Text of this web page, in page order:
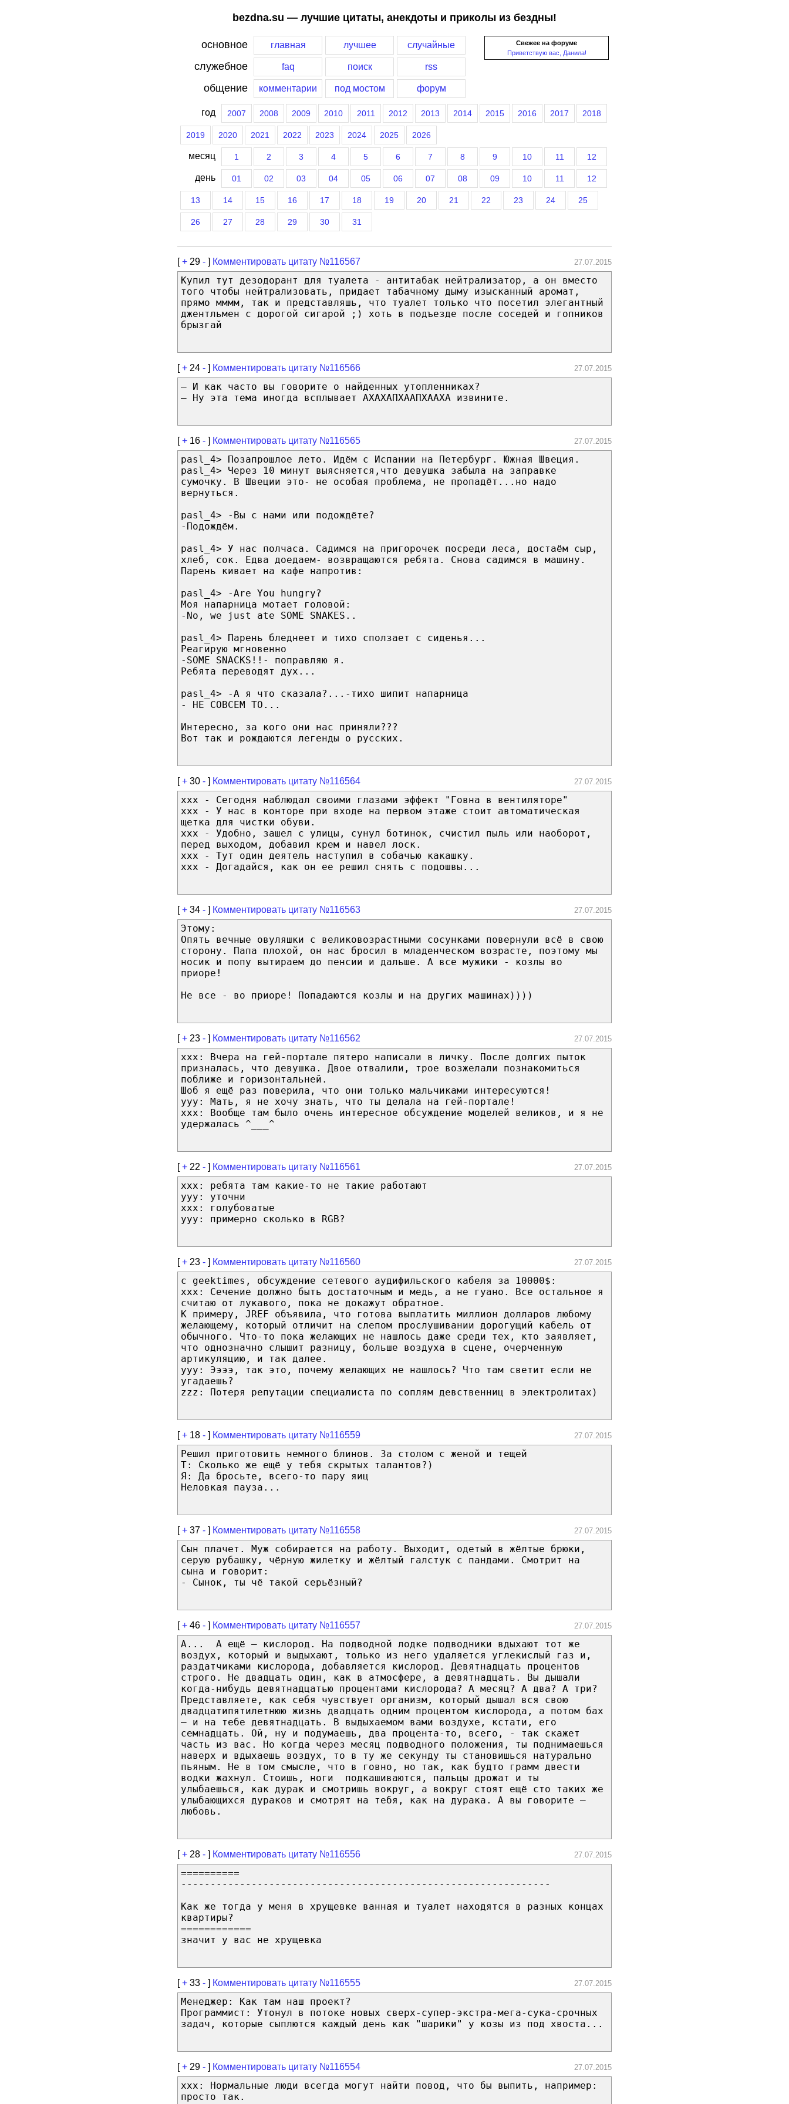
bezdna.su — лучшие цитаты, анекдоты и приколы из бездны!
Свежее на форуме
Приветствую вас, Данила!
основное главная лучшее случайные
служебное faq поиск rss
общение комментарии под мостом форум
год 2007 2008 2009 2010 2011 2012 2013 2014 2015 2016 2017 2018
2019 2020 2021 2022 2023 2024 2025 2026
месяц 1 2 3 4 5 6 7 8 9 10 11 12
день 01 02 03 04 05 06 07 08 09 10 11 12
13 14 15 16 17 18 19 20 21 22 23 24 25
26 27 28 29 30 31
[+ 29 - ] Комментировать цитату №116567 27.07.2015
Купил тут дезодорант для туалета - антитабак нейтрализатор, а он вместо
того чтобы нейтрализовать, придает табачному дыму изысканный аромат,
прямо мммм, так и представляшь, что туалет только что посетил элегантный
джентльмен с дорогой сигарой ;) хоть в подъезде после соседей и гопников
брызгай
[+ 24 - ] Комментировать цитату №116566 27.07.2015
— И как часто вы говорите о найденных утопленниках?
— Ну эта тема иногда всплывает АХАХАПХААПХААХА извините.
[+ 16 - ] Комментировать цитату №116565 27.07.2015
pasl_4> Позапрошлое лето. Идём с Испании на Петербург. Южная Швеция.
pasl_4> Через 10 минут выясняется,что девушка забыла на заправке
сумочку. В Швеции это- не особая проблема, не пропадёт...но надо
вернуться.
pasl_4> -Вы с нами или подождёте?
-Подождём.
pasl_4> У нас полчаса. Садимся на пригорочек посреди леса, достаём сыр,
хлеб, сок. Едва доедаем- возвращаются ребята. Снова садимся в машину.
Парень кивает на кафе напротив:
pasl_4> -Are You hungry?
Моя напарница мотает головой:
-No, we just ate SOME SNAKES..
pasl_4> Парень бледнеет и тихо сползает с сиденья...
Реагирую мгновенно
-SOME SNACKS!!- поправляю я.
Ребята переводят дух...
pasl_4> -А я что сказала?...-тихо шипит напарница
- НЕ СОВСЕМ ТО...
Интересно, за кого они нас приняли???
Вот так и рождаются легенды о русских.
[+ 30 - ] Комментировать цитату №116564 27.07.2015
ххх - Сегодня наблюдал своими глазами эффект "Говна в вентиляторе"
ххх - У нас в конторе при входе на первом этаже стоит автоматическая
щетка для чистки обуви.
ххх - Удобно, зашел с улицы, сунул ботинок, счистил пыль или наоборот,
перед выходом, добавил крем и навел лоск.
ххх - Тут один деятель наступил в собачью какашку.
ххх - Догадайся, как он ее решил снять с подошвы...
[+ 34 - ] Комментировать цитату №116563 27.07.2015
Этому:
Опять вечные овуляшки с великовозрастными сосунками повернули всё в свою
сторону. Папа плохой, он нас бросил в младенческом возрасте, поэтому мы
носик и попу вытираем до пенсии и дальше. А все мужики - козлы во
приоре!
Не все - во приоре! Попадаются козлы и на других машинах))))
[+ 23 - ] Комментировать цитату №116562 27.07.2015
ххх: Вчера на гей-портале пятеро написали в личку. После долгих пыток
призналась, что девушка. Двое отвалили, трое возжелали познакомиться
поближе и горизонтальней.
Шоб я ещё раз поверила, что они только мальчиками интересуются!
ууу: Мать, я не хочу знать, что ты делала на гей-портале!
ххх: Вообще там было очень интересное обсуждение моделей великов, и я не
удержалась ^___^
[+ 22 - ] Комментировать цитату №116561 27.07.2015
xxx: ребята там какие-то не такие работают
yyy: уточни
xxx: голубоватые
yyy: примерно сколько в RGB?
[+ 23 - ] Комментировать цитату №116560 27.07.2015
с geektimes, обсуждение сетевого аудифильского кабеля за 10000$:
xxx: Сечение должно быть достаточным и медь, а не гуано. Все остальное я
считаю от лукавого, пока не докажут обратное.
К примеру, JREF объявила, что готова выплатить миллион долларов любому
желающему, который отличит на слепом прослушивании дорогущий кабель от
обычного. Что-то пока желающих не нашлось даже среди тех, кто заявляет,
что однозначно слышит разницу, больше воздуха в сцене, очерченную
артикуляцию, и так далее.
yyy: Ээээ, так это, почему желающих не нашлось? Что там светит если не
угадаешь?
zzz: Потеря репутации специалиста по соплям девственниц в электролитах)
[+ 18 - ] Комментировать цитату №116559 27.07.2015
Решил приготовить немного блинов. За столом с женой и тещей
Т: Сколько же ещё у тебя скрытых талантов?)
Я: Да бросьте, всего-то пару яиц
Неловкая пауза...
[+ 37 - ] Комментировать цитату №116558 27.07.2015
Сын плачет. Муж собирается на работу. Выходит, одетый в жёлтые брюки,
серую рубашку, чёрную жилетку и жёлтый галстук с пандами. Смотрит на
сына и говорит:
- Сынок, ты чё такой серьёзный?
[+ 46 - ] Комментировать цитату №116557 27.07.2015
А... А ещё – кислород. На подводной лодке подводники вдыхают тот же
воздух, который и выдыхают, только из него удаляется углекислый газ и,
раздатчиками кислорода, добавляется кислород. Девятнадцать процентов
строго. Не двадцать один, как в атмосфере, а девятнадцать. Вы дышали
когда-нибудь девятнадцатью процентами кислорода? А месяц? А два? А три?
Представляете, как себя чувствует организм, который дышал вся свою
двадцатипятилетнюю жизнь двадцать одним процентом кислорода, а потом бах
– и на тебе девятнадцать. В выдыхаемом вами воздухе, кстати, его
семнадцать. Ой, ну и подумаешь, два процента-то, всего, - так скажет
часть из вас. Но когда через месяц подводного положения, ты поднимаешься
наверх и вдыхаешь воздух, то в ту же секунду ты становишься натурально
пьяным. Не в том смысле, что в говно, но так, как будто грамм двести
водки жахнул. Стоишь, ноги подкашиваются, пальцы дрожат и ты
улыбаешься, как дурак и смотришь вокруг, а вокруг стоят ещё сто таких же
улыбающихся дураков и смотрят на тебя, как на дурака. А вы говорите –
любовь.
[+ 28 - ] Комментировать цитату №116556 27.07.2015
==========
---------------------------------------------------------------
Как же тогда у меня в хрущевке ванная и туалет находятся в разных концах
квартиры?
============
значит у вас не хрущевка
[+ 33 - ] Комментировать цитату №116555 27.07.2015
Менеджер: Как там наш проект?
Программист: Утонул в потоке новых сверх-супер-экстра-мега-сука-срочных
задач, которые сыплются каждый день как "шарики" у козы из под хвоста...
[+ 29 - ] Комментировать цитату №116554 27.07.2015
ххх: Нормальные люди всегда могут найти повод, что бы выпить, например:
просто так.